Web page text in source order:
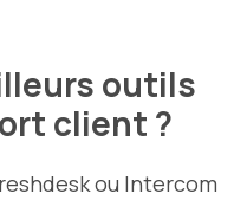
outils
client ?
ou Intercom